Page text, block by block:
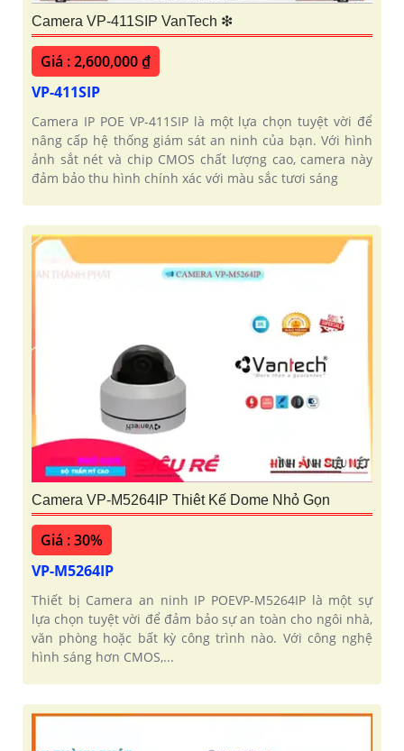
Camera VP-411SIP VanTech ❇
Giá : 2,600,000 ₫
VP-411SIP
Camera IP POE VP-411SIP là một lựa chọn tuyệt vời để
nâng cấp hệ thống giám sát an ninh của bạn. Với hình
ảnh sắt nét và chip CMOS chất lượng cao, camera này
đảm bảo thu hình chính xác với màu sắc tươi sáng
Camera VP-M5264IP Thiêt Kế Dome Nhỏ Gọn
Giá : 30%
VP-M5264IP
Thiết bị Camera an ninh IP POEVP-M5264IP là một sự
lựa chọn tuyệt vời để đảm bảo sự an toàn cho ngôi nhà,
văn phòng hoặc bất kỳ công trình nào. Với công nghệ
hình sáng hơn CMOS,...